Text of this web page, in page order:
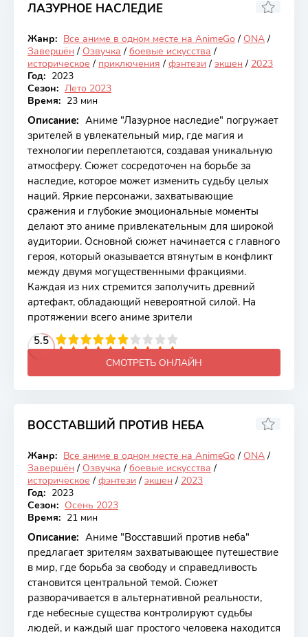
ЛАЗУРНОЕ НАСЛЕДИЕ
Закончен
8.17
Жанр: Все аниме в одном месте на AnimeGo / ONA /
Завершён / Озвучка / боевые искусства /
историческое / приключения / фэнтези / экшен / 2023
Год: 2023
Сезон: Лето 2023
Время: 23 мин
Описание: Аниме "Лазурное наследие" погружает
зрителей в увлекательный мир, где магия и
технологии переплетаются, создавая уникальную
атмосферу. Сюжет сосредоточен на борьбе за
наследие, которое может изменить судьбу целых
наций. Яркие персонажи, захватывающие
сражения и глубокие эмоциональные моменты
делают это аниме привлекательным для широкой
аудитории. Основной сюжет начинается с главного
героя, который оказывается втянутым в конфликт
между двумя могущественными фракциями.
Каждая из них стремится заполучить древний
артефакт, обладающий невероятной силой. На
протяжении всего аниме зрители
5.5
4 5 6 7 8 9 10
СМОТРЕТЬ ОНЛАЙН
ВОССТАВШИЙ ПРОТИВ НЕБА
Закончен
7.8
Жанр: Все аниме в одном месте на AnimeGo / ONA /
Завершён / Озвучка / боевые искусства /
историческое / фэнтези / экшен / 2023
Год: 2023
Сезон: Осень 2023
Время: 21 мин
Описание: Аниме "Восставший против неба"
предлагает зрителям захватывающее путешествие
в мир, где борьба за свободу и справедливость
становится центральной темой. Сюжет
разворачивается в альтернативной реальности,
где небесные существа контролируют судьбы
людей, и каждый шаг простого человека находится